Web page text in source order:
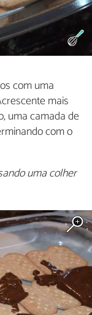
com uma
mais
uma camada de
com o
uma colher